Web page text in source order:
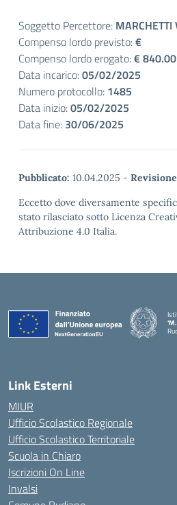
Soggetto Percettore:
Compenso lordo previsto:€
Compenso lordo erogato:€ 840.00
Data incarico:05/02/2025
Numero protocollo: 1485
Data inizio:05/02/2025
Data fine: 30/06/2025
Pubblicato: 10.04.2025 -
Eccetto dove diversamente
stato rilasciato sotto Licenza
Attribuzione 4.0 Italia.
Link Esterni
MIUR
Ufficio Scolastico Regionale
Ufficio Scolastico Territoriale
Scuola in Chiaro
Iscrizioni On Line
Invalsi